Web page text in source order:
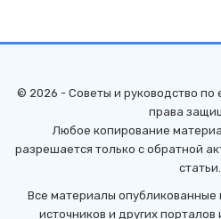
© 2026 - Советы и руководство по
права
Любое копирование
разрешается только с обратной
статьи.
Все материалы опубликованные
источников и других